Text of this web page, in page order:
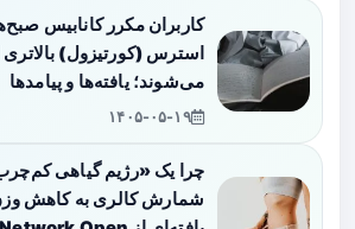
کاربران مکرر کانابیس
استرس (کورتیزول) بالاتری
می‌شوند؛ یافته‌ها و پیامدها
۱۴۰۵-۰۵-۱۹
چرا یک «رژیم گیاهی
شمارش کالری به کاهش